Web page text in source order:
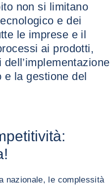
non si limitano
e dei
le imprese e il
ai prodotti,
e la gestione del
nazionale, le complessità